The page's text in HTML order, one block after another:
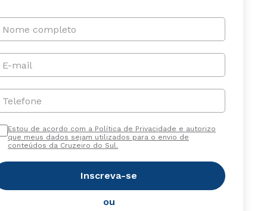
Nome completo
E-mail
Telefone
Estou de acordo com a Política de Privacidade e autorizo
que meus dados sejam utilizados para o envio de
conteúdos da Cruzeiro do Sul.
Inscreva-se
ou